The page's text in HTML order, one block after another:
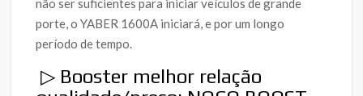
não ser suficientes para iniciar veículos de grande
porte, o YABER 1600A iniciará, e por um longo
período de tempo.
▷ Booster melhor relação